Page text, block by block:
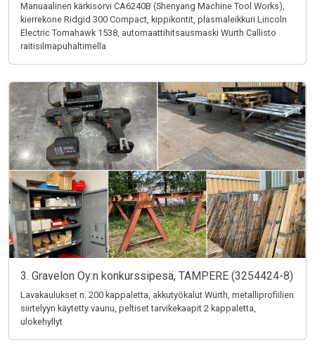
Manuaalinen kärkisorvi CA6240B (Shenyang Machine Tool Works),
kierrekone Ridgid 300 Compact, kippikontit, plasmaleikkuri Lincoln
Electric Tomahawk 1538, automaattihitsausmaski Wurth Callisto
raitisilmapuhaltimella
3. Gravelon Oy:n konkurssipesä, TAMPERE (3254424-8)
Lavakaulukset n. 200 kappaletta, akkutyökalut Würth, metalliprofiilien
siirtelyyn käytetty vaunu, peltiset tarvikekaapit 2 kappaletta,
ulokehyllyt